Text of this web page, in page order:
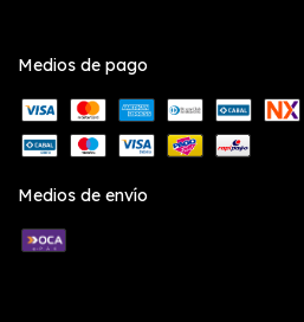
Medios de pago
Medios de envío